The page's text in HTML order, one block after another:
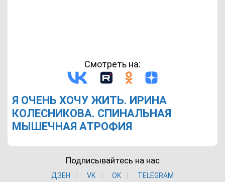
Смотреть на:
Я ОЧЕНЬ ХОЧУ ЖИТЬ. ИРИНА
КОЛЕСНИКОВА. СПИНАЛЬНАЯ
МЫШЕЧНАЯ АТРОФИЯ
Подписывайтесь на нас
ДЗЕН VK ОK
TELEGRAM